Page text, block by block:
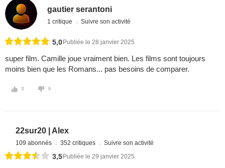
gautier serantoni
1 critique Suivre son activité
5,0 Publiée le 28 janvier 2025
super film. Camille joue vraiment bien. Les films sont toujours
moins bien que les Romans... pas besoins de comparer.
3 6
22sur20 | Alex
109 abonnés 352 critiques Suivre son activité
3,5 Publiée le 29 janvier 2025